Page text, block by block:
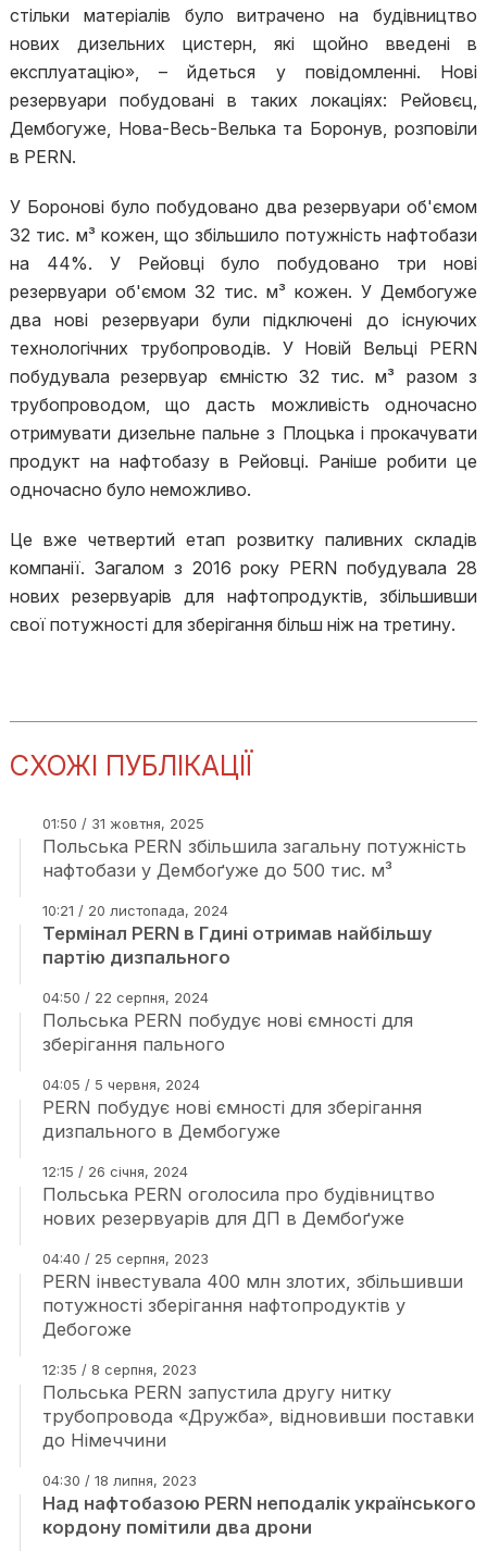
стільки матеріалів було витрачено на будівництво
нових дизельних цистерн, які щойно введені в
експлуатацію», – йдеться у повідомленні. Нові
резервуари побудовані в таких локаціях: Рейовєц,
Дембогуже, Нова-Весь-Велька та Боронув, розповіли
в PERN.
У Боронові було побудовано два резервуари об'ємом
32 тис. м³ кожен, що збільшило потужність нафтобази
на 44%. У Рейовці було побудовано три нові
резервуари об'ємом 32 тис. м³ кожен. У Дембогуже
два нові резервуари були підключені до існуючих
технологічних трубопроводів. У Новій Вельці PERN
побудувала резервуар ємністю 32 тис. м³ разом з
трубопроводом, що дасть можливість одночасно
отримувати дизельне пальне з Плоцька і прокачувати
продукт на нафтобазу в Рейовці. Раніше робити це
одночасно було неможливо.
Це вже четвертий етап розвитку паливних складів
компанії. Загалом з 2016 року PERN побудувала 28
нових резервуарів для нафтопродуктів, збільшивши
свої потужності для зберігання більш ніж на третину.
СХОЖІ ПУБЛІКАЦІЇ
01:50 / 31 жовтня, 2025
Польська PERN збільшила загальну потужність
нафтобази у Дембоґуже до 500 тис. м³
10:21 / 20 листопада, 2024
Термінал PERN в Гдині отримав найбільшу
партію дизпального
04:50 / 22 серпня, 2024
Польська PERN побудує нові ємності для
зберігання пального
04:05 / 5 червня, 2024
PERN побудує нові ємності для зберігання
дизпального в Дембогуже
12:15 / 26 січня, 2024
Польська PERN оголосила про будівництво
нових резервуарів для ДП в Дембоґуже
04:40 / 25 серпня, 2023
PERN інвестувала 400 млн злотих, збільшивши
потужності зберігання нафтопродуктів у
Дебогоже
12:35 / 8 серпня, 2023
Польська PERN запустила другу нитку
трубопровода «Дружба», відновивши поставки
до Німеччини
04:30 / 18 липня, 2023
Над нафтобазою PERN неподалік українського
кордону помітили два дрони